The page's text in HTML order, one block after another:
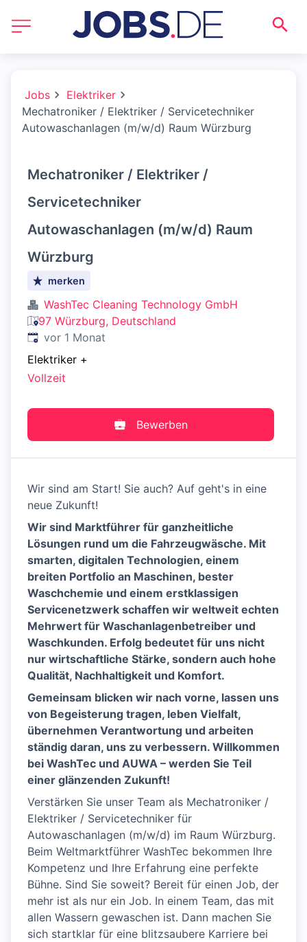
Jobs
Elektriker
Mechatroniker / Elektriker / Servicetechniker
Autowaschanlagen (m/w/d) Raum Würzburg
Mechatroniker / Elektriker /
Servicetechniker
Autowaschanlagen (m/w/d) Raum
Würzburg
merken
WashTec Cleaning Technology GmbH
97 Würzburg, Deutschland
Veröffentlicht:
vor 1 Monat
Elektriker +
Vollzeit
Bewerben
Wir sind am Start! Sie auch? Auf geht's in eine
neue Zukunft!
Wir sind Marktführer für ganzheitliche
Lösungen rund um die Fahrzeugwäsche. Mit
smarten, digitalen Technologien, einem
breiten Portfolio an Maschinen, bester
Waschchemie und einem erstklassigen
Servicenetzwerk schaffen wir weltweit echten
Mehrwert für Waschanlagenbetreiber und
Waschkunden. Erfolg bedeutet für uns nicht
nur wirtschaftliche Stärke, sondern auch hohe
Qualität, Nachhaltigkeit und Komfort.
Gemeinsam blicken wir nach vorne, lassen uns
von Begeisterung tragen, leben Vielfalt,
übernehmen Verantwortung und arbeiten
ständig daran, uns zu verbessern. Willkommen
bei WashTec und AUWA – werden Sie Teil
einer glänzenden Zukunft!
Verstärken Sie unser Team als Mechatroniker /
Elektriker / Servicetechniker für
Autowaschanlagen (m/w/d) im Raum Würzburg.
Beim Weltmarktführer WashTec bekommen Ihre
Kompetenz und Ihre Erfahrung eine perfekte
Bühne. Sind Sie soweit? Bereit für einen Job, der
mehr ist als nur ein Job. In einem Team, das mit
allen Wassern gewaschen ist. Dann machen Sie
sich startklar für eine blitzsaubere Karriere bei